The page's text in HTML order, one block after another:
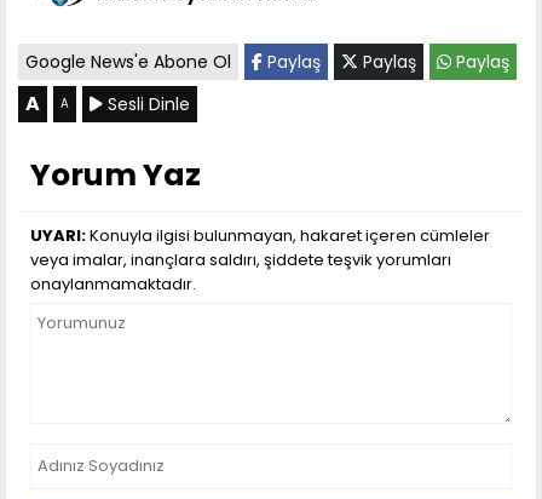
Google News'e Abone Ol Paylaş Paylaş Paylaş
A A Sesli Dinle
Yorum Yaz
UYARI:Konuyla ilgisi bulunmayan, hakaret içeren cümleler
veya imalar, inançlara saldırı, şiddete teşvik yorumları
onaylanmamaktadır.